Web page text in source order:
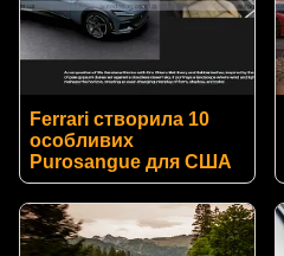
Ferrari створила 10
особливих
Purosangue для США